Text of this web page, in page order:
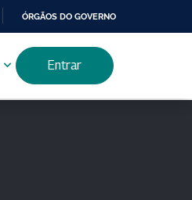
ÓRGÃOS DO GOVERNO
Entrar